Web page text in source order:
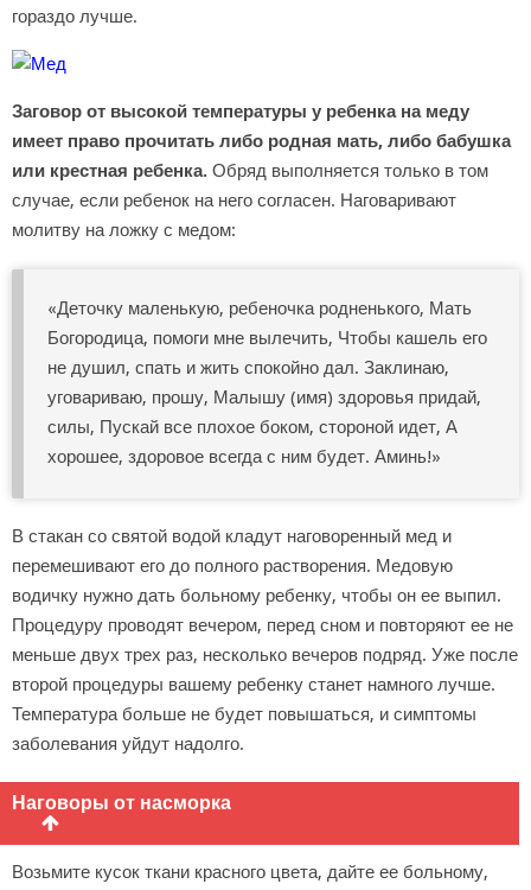
гораздо лучше.
Заговор от высокой температуры у ребенка на меду
имеет право прочитать либо родная мать, либо бабушка
или крестная ребенка. Обряд выполняется только в том
случае, если ребенок на него согласен. Наговаривают
молитву на ложку с медом:
«Деточку маленькую, ребеночка родненького, Мать
Богородица, помоги мне вылечить, Чтобы кашель его
не душил, спать и жить спокойно дал. Заклинаю,
уговариваю, прошу, Малышу (имя) здоровья придай,
силы, Пускай все плохое боком, стороной идет, А
хорошее, здоровое всегда с ним будет. Аминь!»
В стакан со святой водой кладут наговоренный мед и
перемешивают его до полного растворения. Медовую
водичку нужно дать больному ребенку, чтобы он ее выпил.
Процедуру проводят вечером, перед сном и повторяют ее не
меньше двух трех раз, несколько вечеров подряд. Уже после
второй процедуры вашему ребенку станет намного лучше.
Температура больше не будет повышаться, и симптомы
заболевания уйдут надолго.
Наговоры от насморка
Возьмите кусок ткани красного цвета, дайте ее больному,